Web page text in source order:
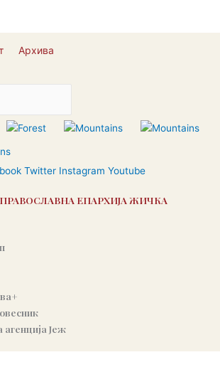
Архива
Twitter Instagram Youtube
ЕПАРХИЈА ЖИЧКА
Јеж